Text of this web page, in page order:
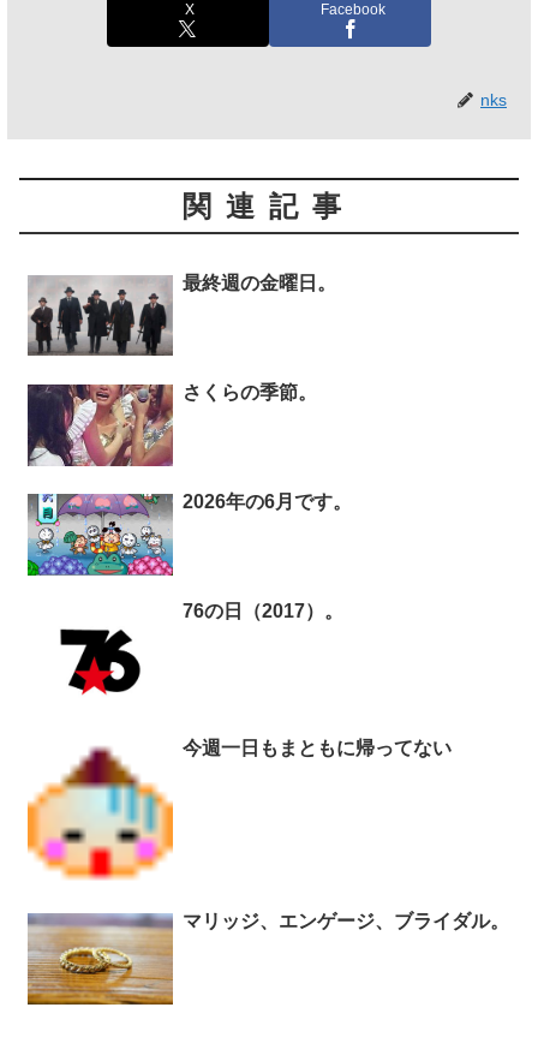
X Facebook
nks
関連記事
最終週の金曜日。
さくらの季節。
2026年の6月です。
76の日（2017）。
今週一日もまともに帰ってない
マリッジ、エンゲージ、ブライダル。